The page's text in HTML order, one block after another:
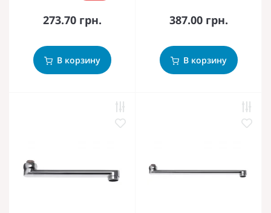
273.70 грн.
В корзину
387.00 грн.
В корзину